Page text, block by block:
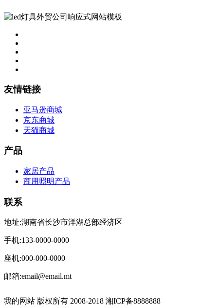
友情链接
亚马逊商城
京东商城
天猫商城
产品
家居产品
商用照明产品
联系
地址:湖南省长沙市洋湖总部经济区
手机:133-0000-0000
座机:000-000-0000
邮箱:email@email.mt
我的网站 版权所有 2008-2018 湘ICP备8888888